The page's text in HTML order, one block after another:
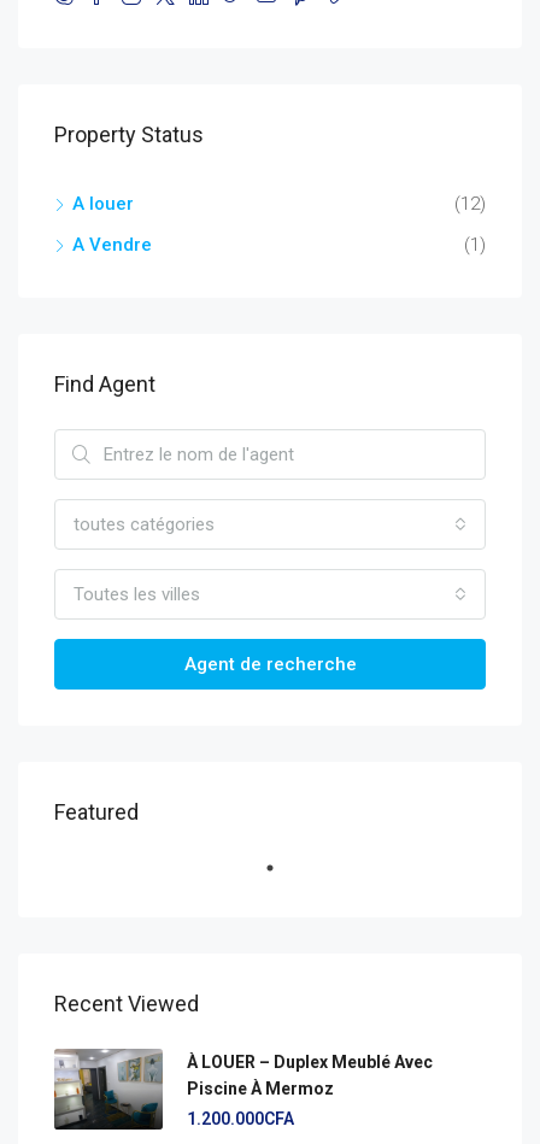
Property Status
A louer
(12)
A Vendre
(1)
Find Agent
toutes catégories
Toutes les villes
Agent de recherche
Featured
Recent Viewed
À LOUER – Duplex Meublé Avec
Piscine À Mermoz
1.200.000CFA